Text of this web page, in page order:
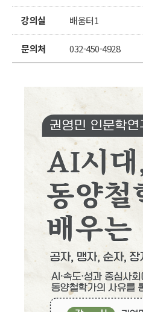
강의실 배움터1
문의처 032-450-4928